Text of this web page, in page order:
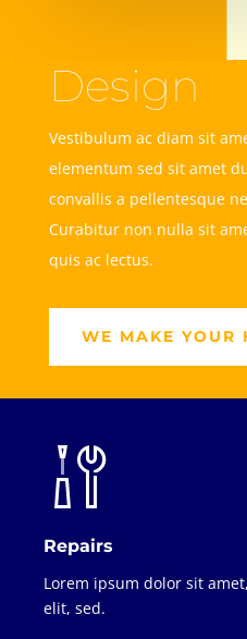
Design
Vestibulum ac diam sit
elementum sed sit amet
convallis a pellentesque
Curabitur non nulla sit
quis ac lectus.
WE MAKE YOUR
Repairs
Lorem ipsum dolor sit
elit, sed.